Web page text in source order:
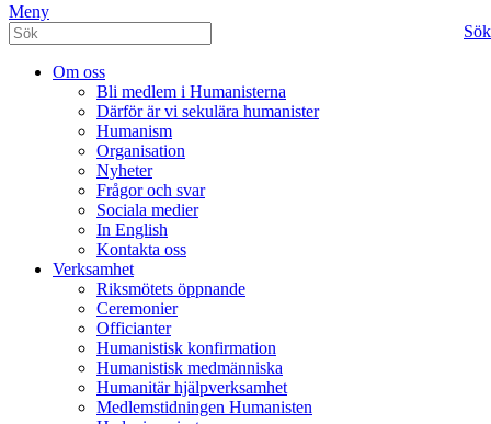
Meny
Sök
Om oss
Bli medlem i Humanisterna
Därför är vi sekulära humanister
Humanism
Organisation
Nyheter
Frågor och svar
Sociala medier
In English
Kontakta oss
Verksamhet
Riksmötets öppnande
Ceremonier
Officianter
Humanistisk konfirmation
Humanistisk medmänniska
Humanitär hjälpverksamhet
Medlemstidningen Humanisten